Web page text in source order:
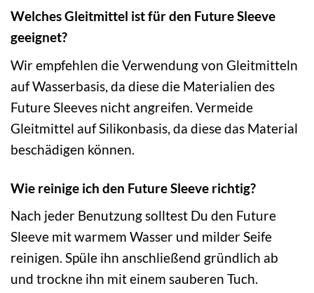
Welches Gleitmittel ist für den Future Sleeve
geeignet?
Wir empfehlen die Verwendung von Gleitmitteln
auf Wasserbasis, da diese die Materialien des
Future Sleeves nicht angreifen. Vermeide
Gleitmittel auf Silikonbasis, da diese das Material
beschädigen können.
Wie reinige ich den Future Sleeve richtig?
Nach jeder Benutzung solltest Du den Future
Sleeve mit warmem Wasser und milder Seife
reinigen. Spüle ihn anschließend gründlich ab
und trockne ihn mit einem sauberen Tuch.